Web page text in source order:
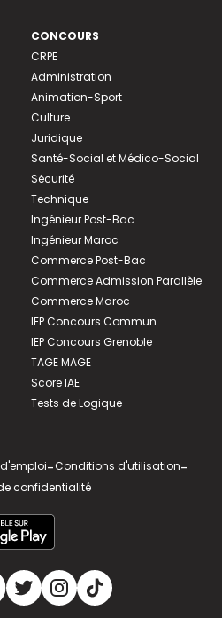
CONCOURS
CRPE
Administration
Animation-Sport
Culture
Juridique
Santé-Social et Médico-Social
Sécurité
Technique
Ingénieur Post-Bac
Ingénieur Maroc
Commerce Post-Bac
Commerce Admission Parallèle
Commerce Maroc
IEP Concours Commun
IEP Concours Grenoble
TAGE MAGE
Score IAE
Tests de Logique
-Conditions d'utilisation-
confidentialité